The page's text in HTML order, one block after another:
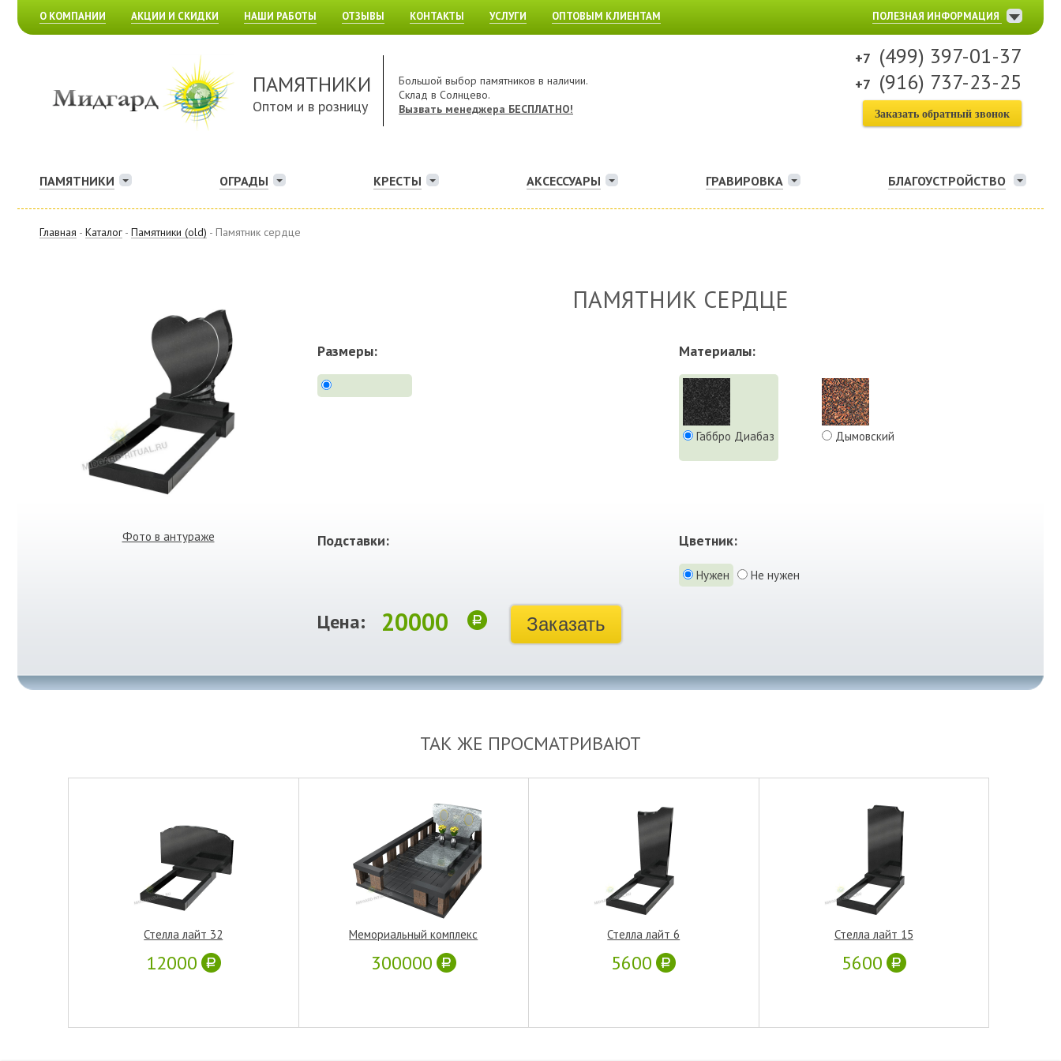
О КОМПАНИИ АКЦИИ И СКИДКИ НАШИ РАБОТЫ ОТЗЫВЫ КОНТАКТЫ УСЛУГИ ОПТОВЫМ КЛИЕНТАМ ПОЛЕЗНАЯ ИНФОРМАЦИЯ
ПАМЯТНИКИ
Оптом и в розницу
Большой выбор памятников в наличии.
Склад в Солнцево.
Вызвать менеджера БЕСПЛАТНО!
(499) 397-01-37
(916) 737-23-25
Заказать обратный звонок
ПАМЯТНИКИ ОГРАДЫ КРЕСТЫ АКСЕССУАРЫ ГРАВИРОВКА БЛАГОУСТРОЙСТВО
Главная - Каталог - Памятники (old) - Памятник сердце
Фото в антураже
ПАМЯТНИК СЕРДЦЕ
Размеры: Материалы:
Габбро Диабаз Дымовский
Подставки: Цветник:
Нужен Не нужен
Цена: 20000 Заказать
ТАК ЖЕ ПРОСМАТРИВАЮТ
Стелла лайт 32
12000
Мемориальный комплекс
300000
Стелла лайт 6
5600
Стелла лайт 15
5600